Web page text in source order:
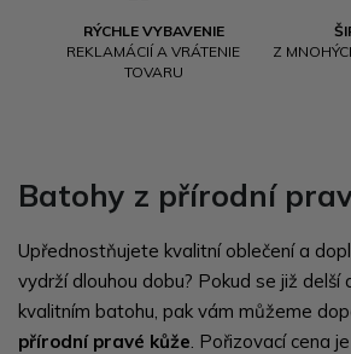
RÝCHLE VYBAVENIE
REKLAMÁCIÍ A VRÁTENIE
TOVARU
Z
Batohy z přírodní
Upřednostňujete kvalitní oblečení a
vydrží dlouhou dobu? Pokud se již delší
kvalitním batohu, pak vám můžeme
přírodní pravé kůže. Pořizovací cena